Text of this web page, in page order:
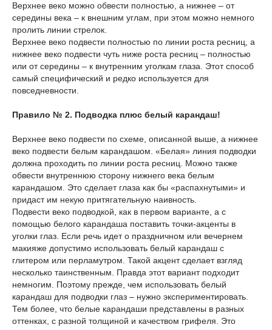
Верхнее веко можно обвести полностью, а нижнее – от
середины века – к внешним углам, при этом можно немного
пролить линии стрелок.
Верхнее веко подвести полностью по линии роста ресниц, а
нижнее веко подвести чуть ниже роста ресниц – полностью
или от середины – к внутренним уголкам глаза. Этот способ
самый специфический и редко используется для
повседневности.
Правило № 2. Подводка плюс белый карандаш!
Верхнее веко подвести по схеме, описанной выше, а нижнее
веко подвести белым карандашом. «Белая» линия подводки
должна проходить по линии роста ресниц. Можно также
обвести внутреннюю сторону нижнего века белым
карандашом. Это сделает глаза как бы «распахнутыми» и
придаст им некую притягательную наивность.
Подвести веко подводкой, как в первом варианте, а с
помощью белого карандаша поставить точки-акценты в
уголки глаз. Если речь идет о праздничном или вечернем
макияже допустимо использовать белый карандаш с
глитером или перламутром. Такой акцент сделает взгляд
несколько таинственным. Правда этот вариант подходит
немногим. Поэтому прежде, чем использовать белый
карандаш для подводки глаз – нужно экспериментировать.
Тем более, что белые карандаши представлены в разных
оттенках, с разной толщиной и качеством грифеля. Это